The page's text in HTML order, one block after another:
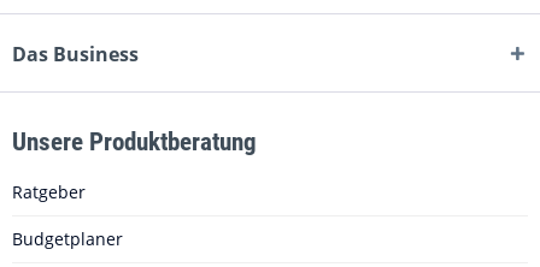
Das Business
Unsere Produktberatung
Ratgeber
Budgetplaner